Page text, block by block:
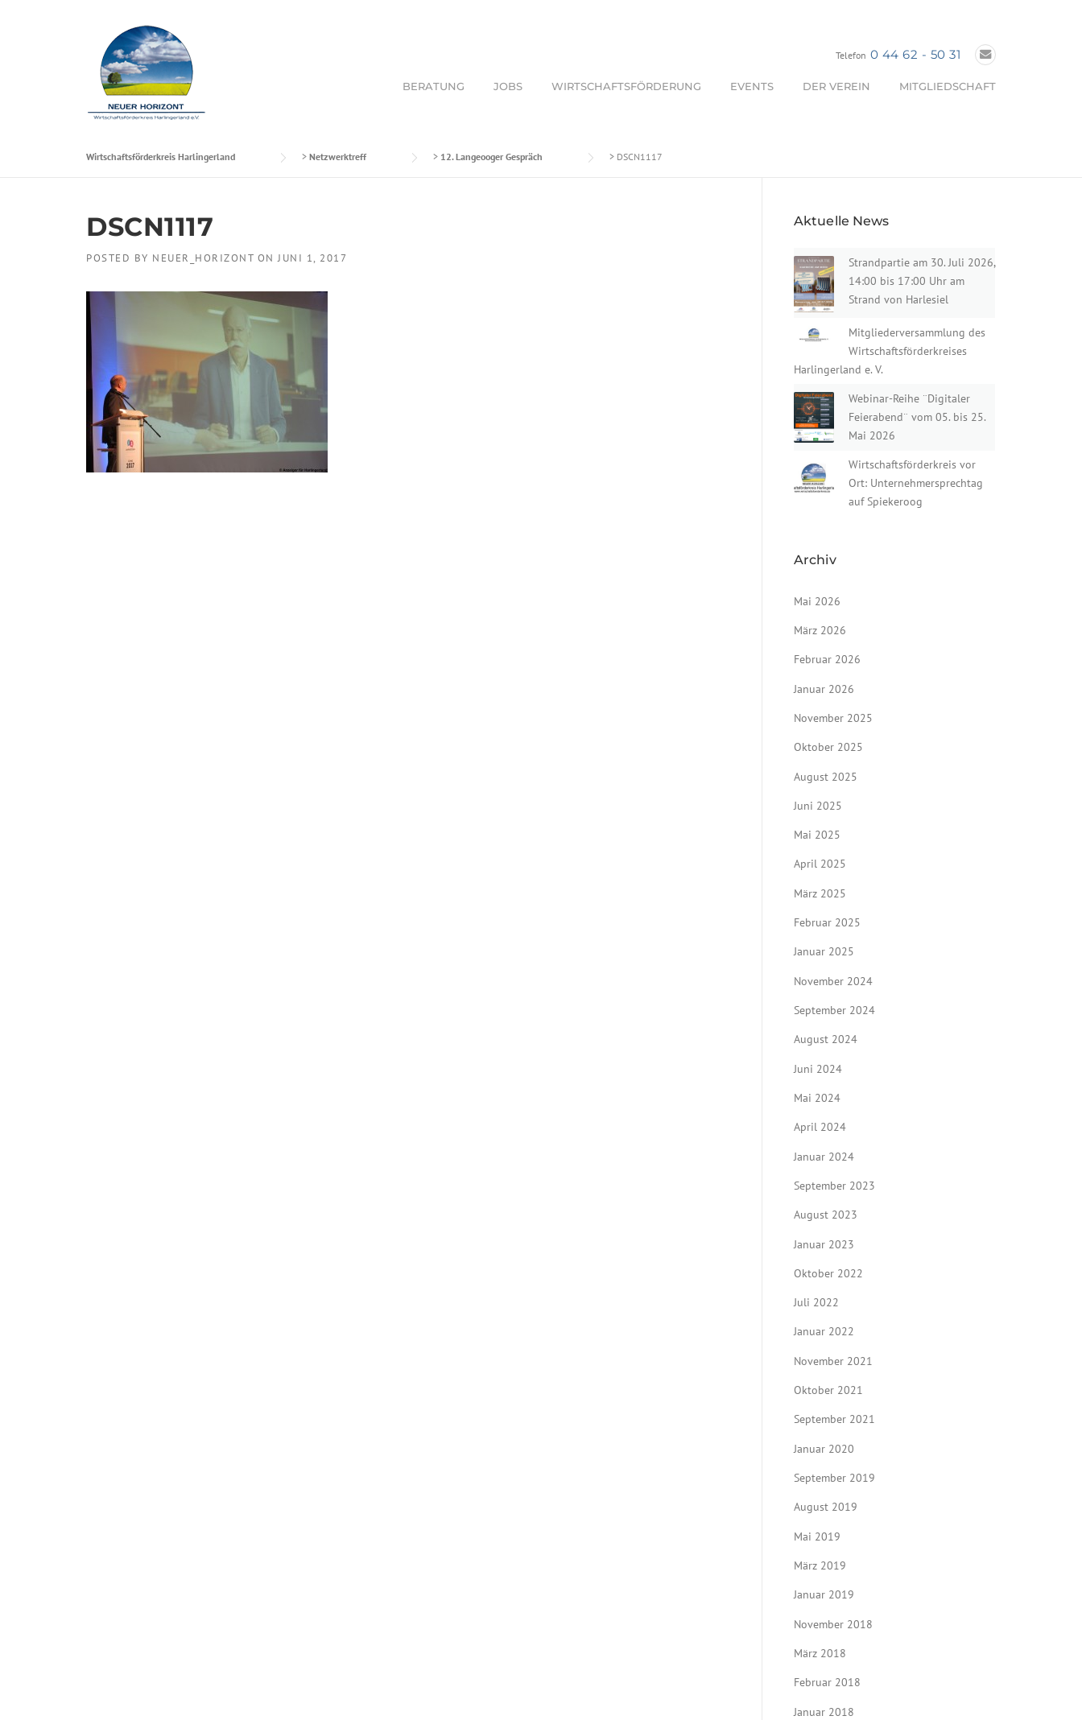
Telefon 0 44 62 - 50 31
BERATUNG JOBS WIRTSCHAFTSFÖRDERUNG EVENTS DER VEREIN MITGLIEDSCHAFT
Wirtschaftsförderkreis Harlingerland > Netzwerktreff > 12. Langeooger Gespräch > DSCN1117
DSCN1117
POSTED BY NEUER_HORIZONT ONJUNI 1, 2017
Aktuelle News
Strandpartie am 30. Juli 2026,
14:00 bis 17:00 Uhr am
Strand von Harlesiel
Mitgliederversammlung des
Wirtschaftsförderkreises
Harlingerland e. V.
Webinar-Reihe ¨Digitaler
Feierabend¨ vom 05. bis 25.
Mai 2026
Wirtschaftsförderkreis vor
Ort: Unternehmersprechtag
auf Spiekeroog
Archiv
Mai 2026
März 2026
Februar 2026
Januar 2026
November 2025
Oktober 2025
August 2025
Juni 2025
Mai 2025
April 2025
März 2025
Februar 2025
Januar 2025
November 2024
September 2024
August 2024
Juni 2024
Mai 2024
April 2024
Januar 2024
September 2023
August 2023
Januar 2023
Oktober 2022
Juli 2022
Januar 2022
November 2021
Oktober 2021
September 2021
Januar 2020
September 2019
August 2019
Mai 2019
März 2019
Januar 2019
November 2018
März 2018
Februar 2018
Januar 2018